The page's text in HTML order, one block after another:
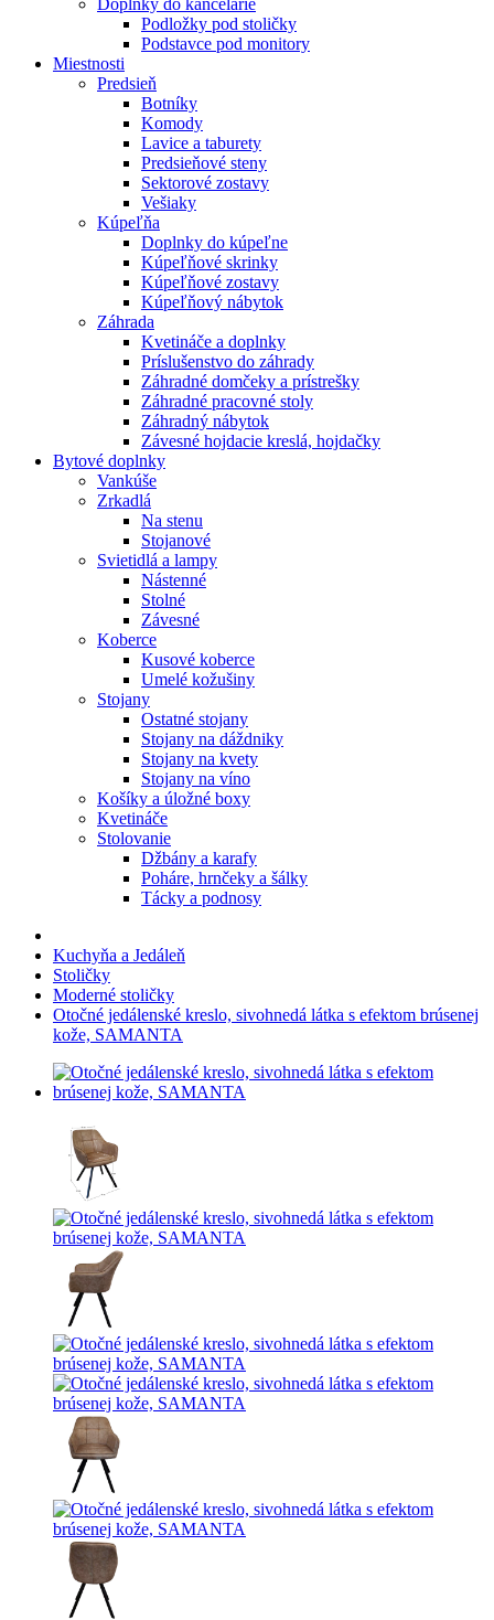
Doplnky do kancelárie
Podložky pod stoličky
Podstavce pod monitory
Miestnosti
Predsieň
Botníky
Komody
Lavice a taburety
Predsieňové steny
Sektorové zostavy
Vešiaky
Kúpeľňa
Doplnky do kúpeľne
Kúpeľňové skrinky
Kúpeľňové zostavy
Kúpeľňový nábytok
Záhrada
Kvetináče a doplnky
Príslušenstvo do záhrady
Záhradné domčeky a prístrešky
Záhradné pracovné stoly
Záhradný nábytok
Závesné hojdacie kreslá, hojdačky
Bytové doplnky
Vankúše
Zrkadlá
Na stenu
Stojanové
Svietidlá a lampy
Nástenné
Stolné
Závesné
Koberce
Kusové koberce
Umelé kožušiny
Stojany
Ostatné stojany
Stojany na dáždniky
Stojany na kvety
Stojany na víno
Košíky a úložné boxy
Kvetináče
Stolovanie
Džbány a karafy
Poháre, hrnčeky a šálky
Tácky a podnosy
Kuchyňa a Jedáleň
Stoličky
Moderné stoličky
Otočné jedálenské kreslo, sivohnedá látka s efektom brúsenej
kože, SAMANTA